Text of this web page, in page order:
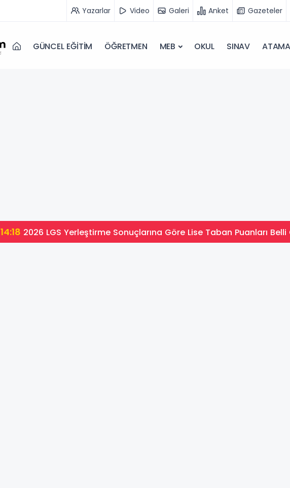
Yazarlar Video Galeri Anket Gazeteler
GÜNCEL EĞİTİM ÖĞRETMEN MEB OKUL SINAV ATAMA
14:18 2026 LGS Yerleştirme Sonuçlarına Göre Lise Taban Puanları